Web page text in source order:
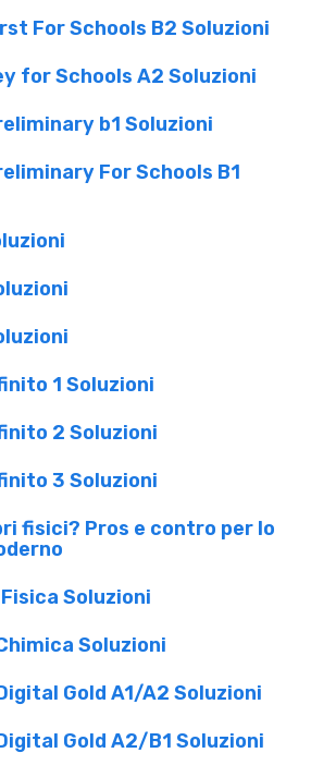
For Schools B2 Soluzioni
for Schools A2 Soluzioni
b1 Soluzioni
For Schools B1
1 Soluzioni
2 Soluzioni
3 Soluzioni
fisici? Pros e contro per lo
Soluzioni
Soluzioni
Gold A1/A2 Soluzioni
Gold A2/B1 Soluzioni